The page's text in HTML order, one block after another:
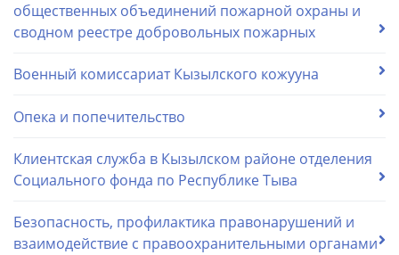
общественных объединений пожарной охраны и
сводном реестре добровольных пожарных
Военный комиссариат Кызылского кожууна
Опека и попечительство
Клиентская служба в Кызылском районе отделения
Социального фонда по Республике Тыва
Безопасность, профилактика правонарушений и
взаимодействие с правоохранительными органами